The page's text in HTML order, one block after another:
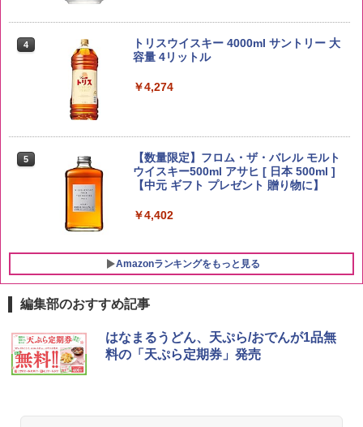
5kg
米 5kg
￥3,396
4
トリスウイスキー 4000ml サントリー 大
容量 4リットル
￥4,274
5
【数量限定】フロム・ザ・バレル モルト
ウイスキー500ml アサヒ [ 日本 500ml ]
【中元 ギフト プレゼント 贈り物に】
￥4,402
Amazonランキングをもっと見る
1
チキンラーメン どんぶり 85g×12個 日清
食品 インスタント カップ麺
1
[山善] スチームオーブンレンジ 25L 一人
暮らし 二人暮らし フラットテーブル ス
チーム調理 自動メニュー19種搭載 角皿
編集部のおすすめ記事
はなまるうどん、天ぷら/おでんが1品無
料の「天ぷら定期券」発売